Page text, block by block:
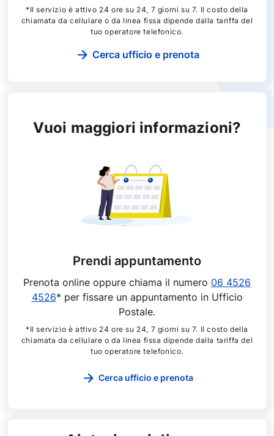
*Il servizio è attivo 24 ore su 24, 7 giorni su 7. Il costo della
chiamata da cellulare o da linea fissa dipende dalla tariffa del
tuo operatore telefonico.
Cerca ufficio e prenota
Vuoi maggiori informazioni?
Prendi appuntamento
Prenota online oppure chiama il numero 06 4526
4526* per fissare un appuntamento in Ufficio
Postale.
*Il servizio è attivo 24 ore su 24, 7 giorni su 7. Il costo della
chiamata da cellulare o da linea fissa dipende dalla tariffa del
tuo operatore telefonico.
Cerca ufficio e prenota